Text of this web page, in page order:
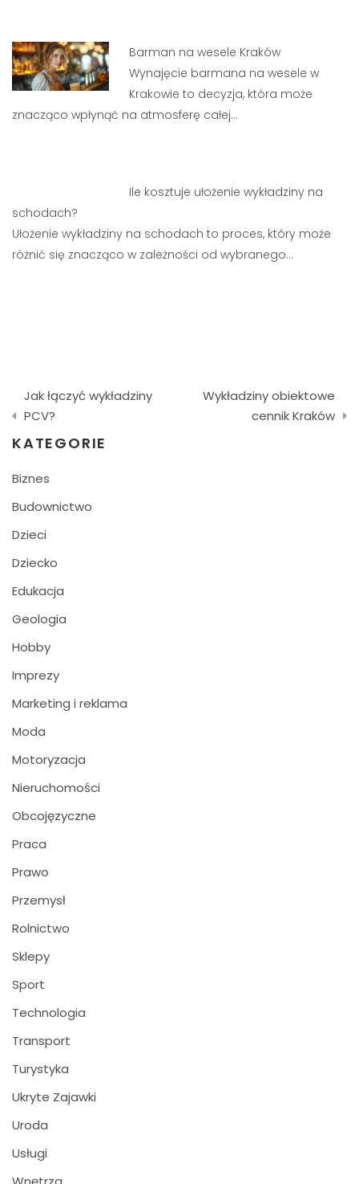
Barman na wesele Kraków
Wynajęcie barmana na wesele w
Krakowie to decyzja, która może
znacząco wpłynąć na atmosferę całej…
Ile kosztuje ułożenie wykładziny na
schodach?
Ułożenie wykładziny na schodach to proces, który może
różnić się znacząco w zależności od wybranego…
Nawigacja
wpisu
Jak łączyć wykładziny
PCV?
Wykładziny obiektowe
cennik Kraków
KATEGORIE
Biznes
Budownictwo
Dzieci
Dziecko
Edukacja
Geologia
Hobby
Imprezy
Marketing i reklama
Moda
Motoryzacja
Nieruchomości
Obcojęzyczne
Praca
Prawo
Przemysł
Rolnictwo
Sklepy
Sport
Technologia
Transport
Turystyka
Ukryte Zajawki
Uroda
Usługi